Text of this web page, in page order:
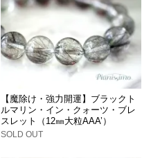
【魔除け・強力開運】ブラックト
ルマリン・イン・クォーツ・ブレ
スレット（12㎜大粒AAA’）
SOLD OUT